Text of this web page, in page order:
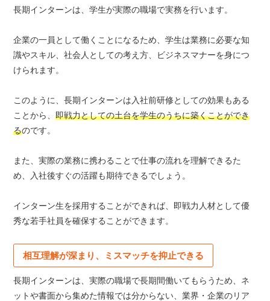
長期インターンは、学生が実際の職場で実務を行います。
企業の一員として働くことになるため、学生は業務に必要な知
識やスキル、社会人としての考え方、ビジネスマナーを身につ
けられます。
このように、長期インターンは入社前研修としての効果もある
ことから、即戦力としての土台を学生のうちに築くことができ
るのです。
また、実際の業務に携わることで仕事の流れを理解できるた
め、入社後すぐの活躍も期待できるでしょう。
インターン生を採用することができれば、即戦力人材として優
秀な若手社員を確保することができます。
相互理解が深まり、ミスマッチを抑止できる
長期インターンは、実際の職場で長期間働いてもらうため、ネ
ットや書面から集めた情報では分からない、業界・企業のリア